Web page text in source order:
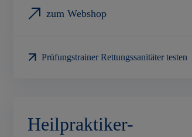
zum Webshop
Prüfungstrainer Rettungssanitäter testen
Heilpraktiker-